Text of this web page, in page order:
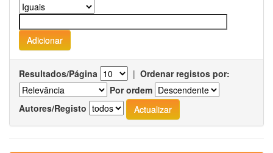
Resultados/Página | Ordenar registos por:
Por ordem
Autores/Registo